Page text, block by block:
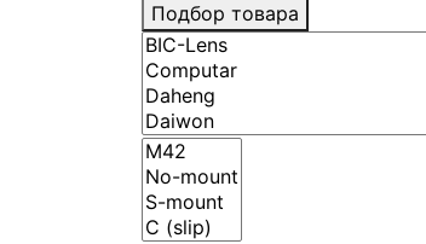
Подбор товара